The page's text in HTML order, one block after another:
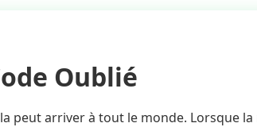
Oublié
peut arriver à tout le monde. Lorsque